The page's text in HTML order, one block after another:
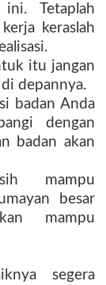
Tetaplah
keraslah
itu jangan
depannya.
badan Anda
dengan
badan akan
mampu
besar
mampu
segera